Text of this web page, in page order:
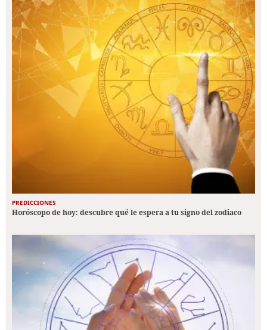
PREDICCIONES
Horóscopo de hoy: descubre qué le espera a tu signo del zodiaco